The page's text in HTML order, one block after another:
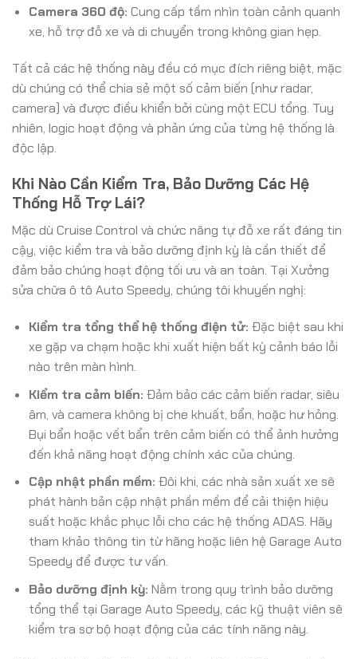
Camera 360 độ: Cung cấp tầm nhìn toàn cảnh quanh
xe, hỗ trợ đỗ xe và di chuyển trong không gian hẹp.
Tất cả các hệ thống này đều có mục đích riêng biệt, mặc
dù chúng có thể chia sẻ một số cảm biến (như radar,
camera) và được điều khiển bởi cùng một ECU tổng. Tuy
nhiên, logic hoạt động và phản ứng của từng hệ thống là
độc lập.
Khi Nào Cần Kiểm Tra, Bảo Dưỡng Các Hệ
Thống Hỗ Trợ Lái?
Mặc dù Cruise Control và chức năng tự đỗ xe rất đáng tin
cậy, việc kiểm tra và bảo dưỡng định kỳ là cần thiết để
đảm bảo chúng hoạt động tối ưu và an toàn. Tại Xưởng
sửa chữa ô tô Auto Speedy, chúng tôi khuyến nghị:
Kiểm tra tổng thể hệ thống điện tử: Đặc biệt sau khi
xe gặp va chạm hoặc khi xuất hiện bất kỳ cảnh báo lỗi
nào trên màn hình.
Kiểm tra cảm biến: Đảm bảo các cảm biến radar, siêu
âm, và camera không bị che khuất, bẩn, hoặc hư hỏng.
Bụi bẩn hoặc vết bẩn trên cảm biến có thể ảnh hưởng
đến khả năng hoạt động chính xác của chúng.
Cập nhật phần mềm: Đôi khi, các nhà sản xuất xe sẽ
phát hành bản cập nhật phần mềm để cải thiện hiệu
suất hoặc khắc phục lỗi cho các hệ thống ADAS. Hãy
tham khảo thông tin từ hãng hoặc liên hệ Garage Auto
Speedy để được tư vấn.
Bảo dưỡng định kỳ: Nằm trong quy trình bảo dưỡng
tổng thể tại Garage Auto Speedy, các kỹ thuật viên sẽ
kiểm tra sơ bộ hoạt động của các tính năng này.